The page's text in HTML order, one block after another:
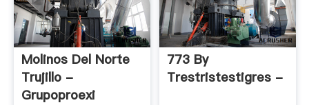
Molinos Del Norte
Trujillo -
Grupoproexi
773 By
Trestristestigres -